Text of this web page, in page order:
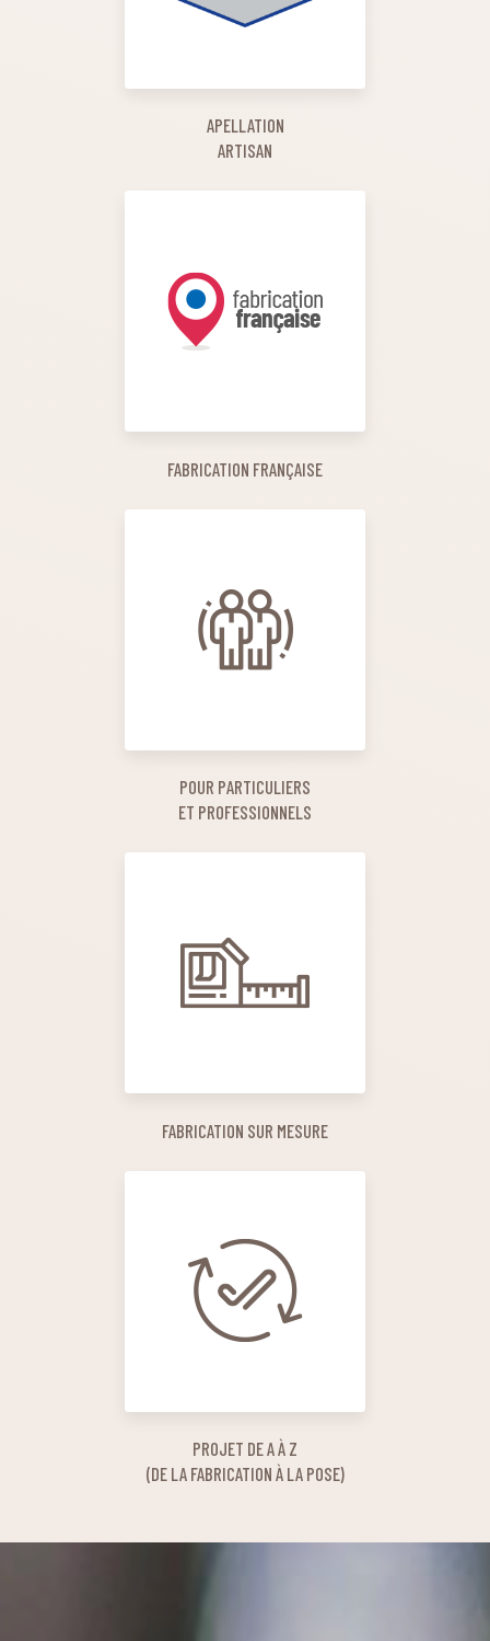
APELLATION
ARTISAN
FABRICATION FRANÇAISE
POUR PARTICULIERS
ET PROFESSIONNELS
FABRICATION SUR MESURE
PROJET DE A À Z
(DE LA FABRICATION À LA POSE)